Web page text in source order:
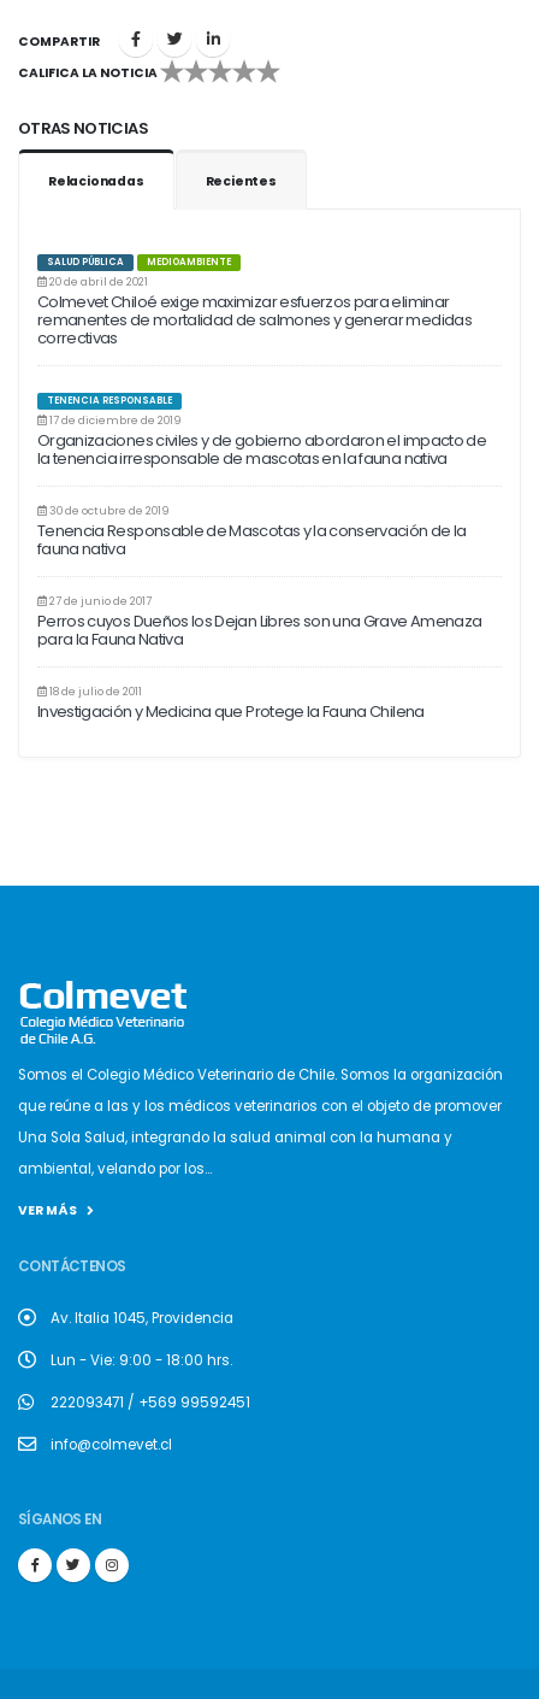
COMPARTIR
CALIFICA LA NOTICIA
1 2 3 4 5
OTRAS NOTICIAS
Relacionadas Recientes
SALUD PÚBLICA MEDIOAMBIENTE
20 de abril de 2021
Colmevet Chiloé exige maximizar esfuerzos para eliminar
remanentes de mortalidad de salmones y generar medidas
correctivas
TENENCIA RESPONSABLE
17 de diciembre de 2019
Organizaciones civiles y de gobierno abordaron el impacto de
la tenencia irresponsable de mascotas en la fauna nativa
30 de octubre de 2019
Tenencia Responsable de Mascotas y la conservación de la
fauna nativa
27 de junio de 2017
Perros cuyos Dueños los Dejan Libres son una Grave Amenaza
para la Fauna Nativa
18 de julio de 2011
Investigación y Medicina que Protege la Fauna Chilena
Somos el Colegio Médico Veterinario de Chile. Somos la organización
que reúne a las y los médicos veterinarios con el objeto de promover
Una Sola Salud, integrando la salud animal con la humana y
ambiental, velando por los...
VER MÁS
CONTÁCTENOS
Av. Italia 1045, Providencia
Lun - Vie: 9:00 - 18:00 hrs.
222093471 / +569 99592451
info@colmevet.cl
SÍGANOS EN